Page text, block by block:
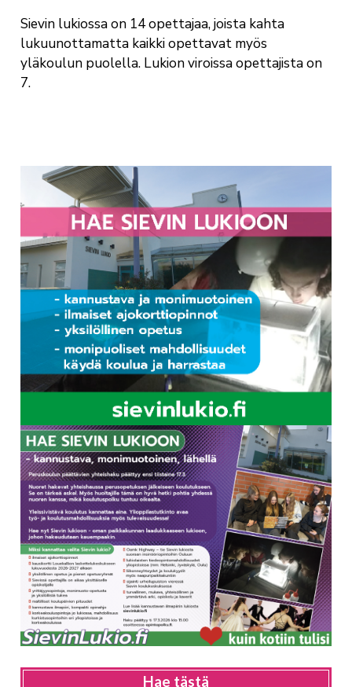
Sievin lukiossa on 14 opettajaa, joista kahta
lukuunottamatta kaikki opettavat myös
yläkoulun puolella. Lukion viroissa opettajista on
7.
Hae tästä